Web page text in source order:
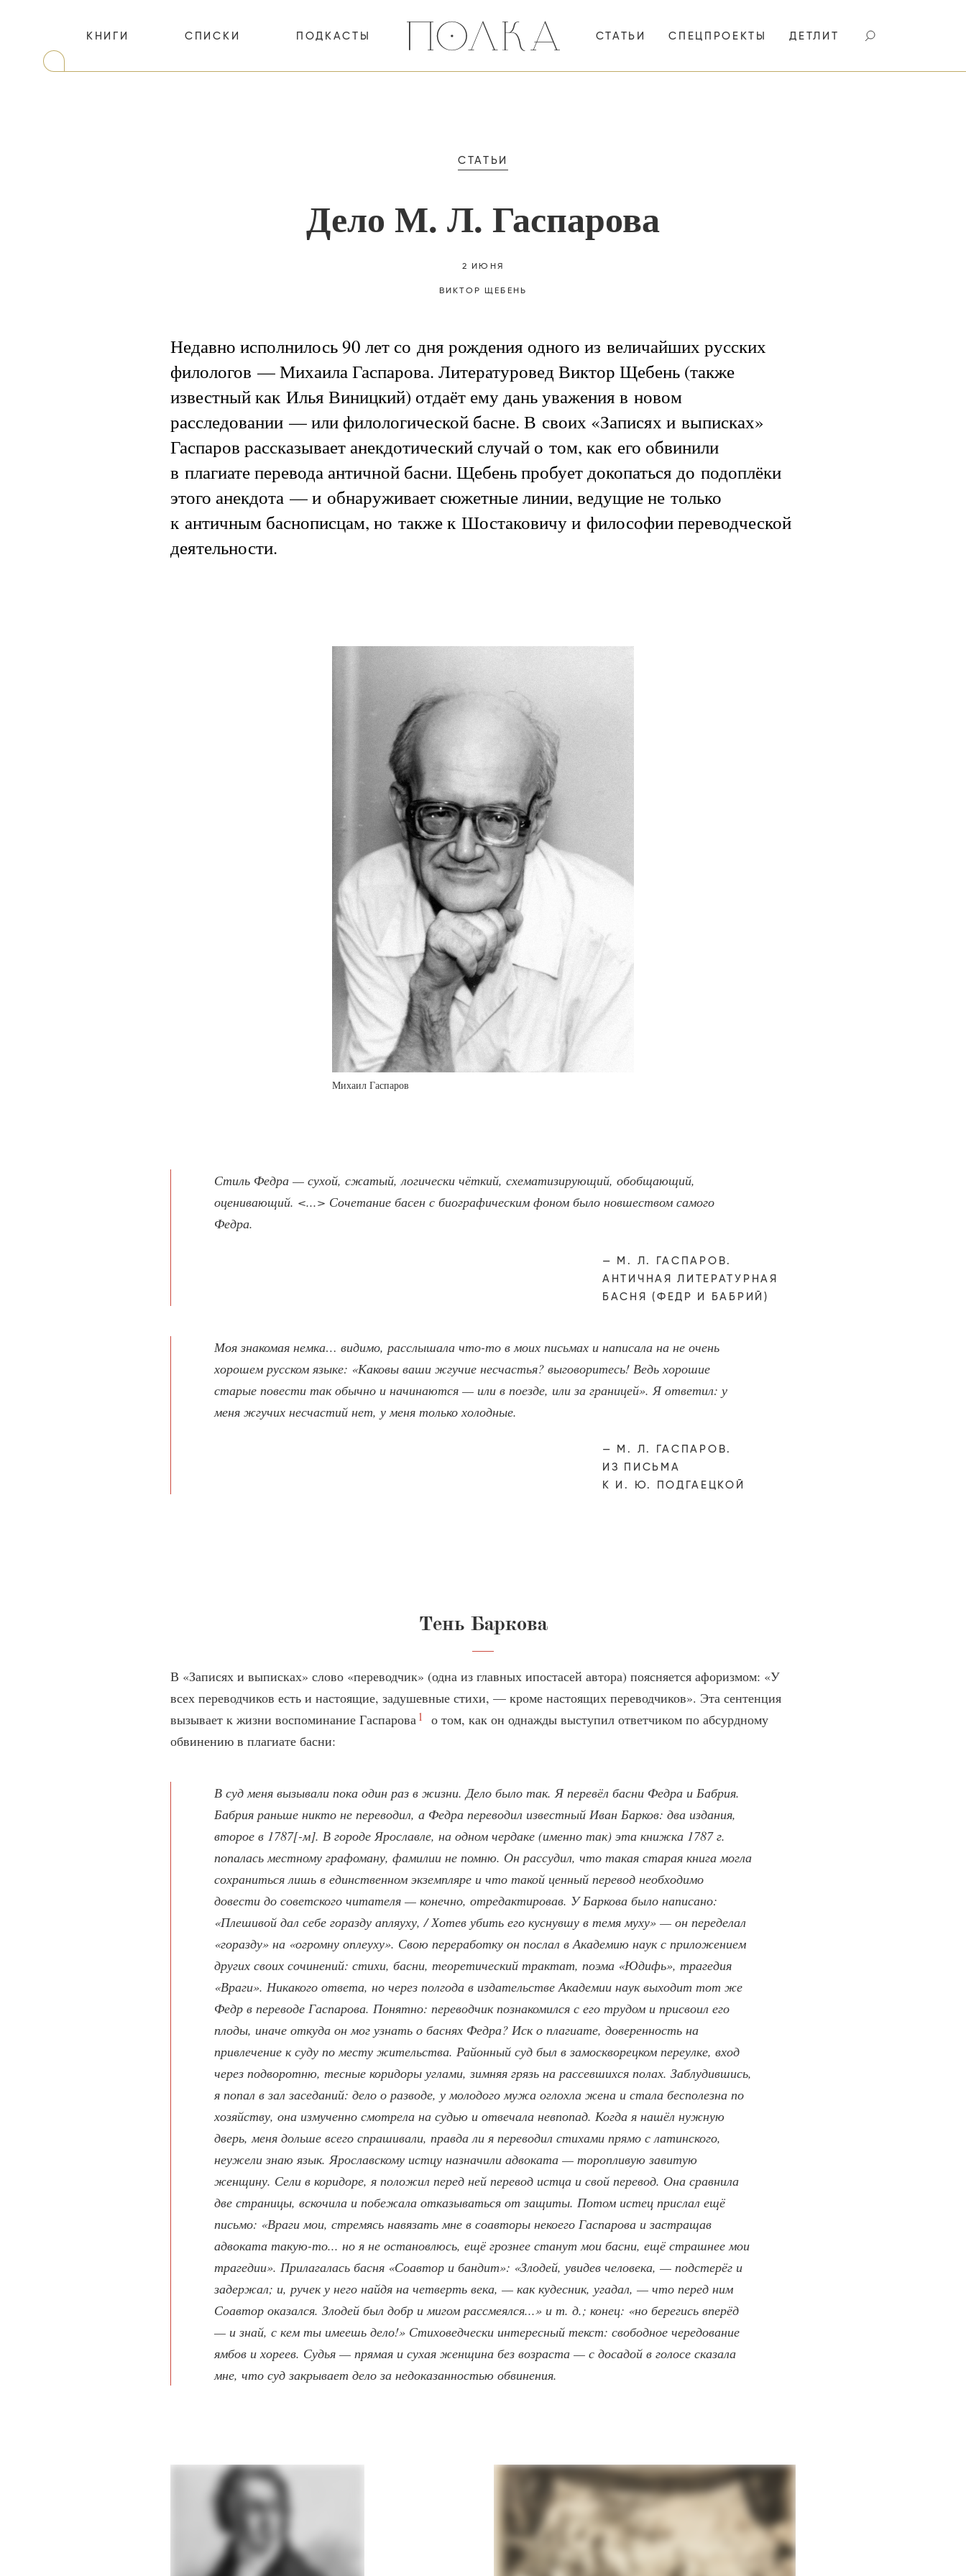
КНИГИ СПИСКИ ПОДКАСТЫ СТАТЬИ СПЕЦПРОЕКТЫ ДЕТЛИТ
СТАТЬИ
Дело М. Л. Гаспарова
2 ИЮНЯ
ВИКТОР ЩЕБЕНЬ
Недавно исполнилось 90 лет со дня рождения одного из величайших русских
филологов — Михаила Гаспарова. Литературовед Виктор Щебень (также
известный как Илья Виницкий) отдаёт ему дань уважения в новом
расследовании — или филологической басне. В своих «Записях и выписках»
Гаспаров рассказывает анекдотический случай о том, как его обвинили
в плагиате перевода античной басни. Щебень пробует докопаться до подоплёки
этого анекдота — и обнаруживает сюжетные линии, ведущие не только
к античным баснописцам, но также к Шостаковичу и философии переводческой
деятельности.
Михаил Гаспаров
Стиль Федра — сухой, сжатый, логически чёткий, схематизирующий, обобщающий,
оценивающий. <...> Сочетание басен с биографическим фоном было новшеством самого
Федра.
М. Л. ГАСПАРОВ.
АНТИЧНАЯ ЛИТЕРАТУРНАЯ
БАСНЯ (ФЕДР И БАБРИЙ)
Моя знакомая немка… видимо, расслышала что-то в моих письмах и написала на не очень
хорошем русском языке: «Каковы ваши жгучие несчастья? выговоритесь! Ведь хорошие
старые повести так обычно и начинаются — или в поезде, или за границей». Я ответил: у
меня жгучих несчастий нет, у меня только холодные.
М. Л. ГАСПАРОВ.
ИЗ ПИСЬМА
К И. Ю. ПОДГАЕЦКОЙ
Тень Баркова
В «Записях и выписках» слово «переводчик» (одна из главных ипостасей автора) поясняется афоризмом: «У
всех переводчиков есть и настоящие, задушевные стихи, — кроме настоящих переводчиков». Эта сентенция
вызывает к жизни воспоминание Гаспарова1
о том, как он однажды выступил ответчиком по абсурдному
обвинению в плагиате басни:
В суд меня вызывали пока один раз в жизни. Дело было так. Я перевёл басни Федра и Бабрия.
Бабрия раньше никто не переводил, а Федра переводил известный Иван Барков: два издания,
второе в 1787[-м]. В городе Ярославле, на одном чердаке (именно так) эта книжка 1787 г.
попалась местному графоману, фамилии не помню. Он рассудил, что такая старая книга могла
сохраниться лишь в единственном экземпляре и что такой ценный перевод необходимо
довести до советского читателя — конечно, отредактировав. У Баркова было написано:
«Плешивой дал себе горазду апляуху, / Хотев убить его куснувшу в темя муху» — он переделал
«горазду» на «огромну оплеуху». Свою переработку он послал в Академию наук с приложением
других своих сочинений: стихи, басни, теоретический трактат, поэма «Юдифь», трагедия
«Враги». Никакого ответа, но через полгода в издательстве Академии наук выходит тот же
Федр в переводе Гаспарова. Понятно: переводчик познакомился с его трудом и присвоил его
плоды, иначе откуда он мог узнать о баснях Федра? Иск о плагиате, доверенность на
привлечение к суду по месту жительства. Районный суд был в замоскворецком переулке, вход
через подворотню, тесные коридоры углами, зимняя грязь на рассевшихся полах. Заблудившись,
я попал в зал заседаний: дело о разводе, у молодого мужа оглохла жена и стала бесполезна по
хозяйству, она измученно смотрела на судью и отвечала невпопад. Когда я нашёл нужную
дверь, меня дольше всего спрашивали, правда ли я переводил стихами прямо с латинского,
неужели знаю язык. Ярославскому истцу назначили адвоката — торопливую завитую
женщину. Сели в коридоре, я положил перед ней перевод истца и свой перевод. Она сравнила
две страницы, вскочила и побежала отказываться от защиты. Потом истец прислал ещё
письмо: «Враги мои, стремясь навязать мне в соавторы некоего Гаспарова и застращав
адвоката такую-то... но я не остановлюсь, ещё грознее станут мои басни, ещё страшнее мои
трагедии». Прилагалась басня «Соавтор и бандит»: «Злодей, увидев человека, — подстерёг и
задержал; и, ручек у него найдя на четверть века, — как кудесник, угадал, — что перед ним
Соавтор оказался. Злодей был добр и мигом рассмеялся...» и т. д.; конец: «но берегись вперёд
— и знай, с кем ты имеешь дело!» Стиховедчески интересный текст: свободное чередование
ямбов и хореев. Судья — прямая и сухая женщина без возраста — с досадой в голосе сказала
мне, что суд закрывает дело за недоказанностью обвинения.